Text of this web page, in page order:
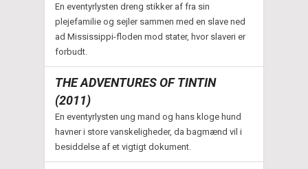
En eventyrlysten dreng stikker af fra sin
plejefamilie og sejler sammen med en slave ned
ad Mississippi-floden mod stater, hvor slaveri er
forbudt.
THE ADVENTURES OF TINTIN
(2011)
En eventyrlysten ung mand og hans kloge hund
havner i store vanskeligheder, da bagmænd vil i
besiddelse af et vigtigt dokument.